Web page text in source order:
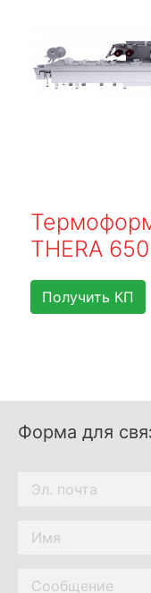
THERA
Получить КП
Форма для